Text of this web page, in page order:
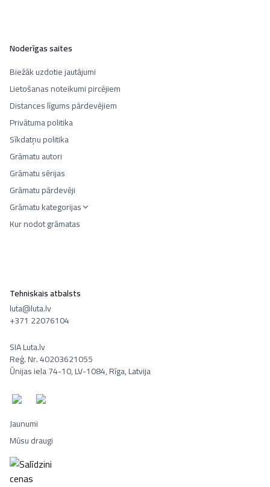
Noderīgas saites
Biežāk uzdotie jautājumi
Lietošanas noteikumi pircējiem
Distances līgums pārdevējiem
Privātuma politika
Sīkdatņu politika
Grāmatu autori
Grāmatu sērijas
Grāmatu pārdevēji
Grāmatu kategorijas
Kur nodot grāmatas
Tehniskais atbalsts
luta@luta.lv
+371 22076104
SIA Luta.lv
Reģ. Nr. 40203621055
Ūnijas iela 74-10, LV-1084, Rīga, Latvija
Jaunumi
Mūsu draugi